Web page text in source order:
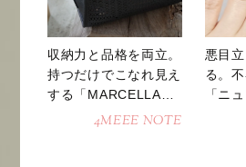
収納力と品格を両立。
持つだけでこなれ見え
する「MARCELLAト
ートバッグ」4MEEE NOTE
悪目
る。
「ニ